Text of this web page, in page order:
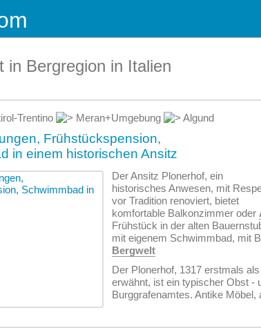
in Bergregion in Italien
Trentino Meran+Umgebung Algund
Frühstückspension,
in einem historischen Ansitz
Der Ansitz Plonerhof, ein
historisches Anwesen, mit
vor Tradition renoviert, bietet
komfortable Balkonzimmer oder
Frühstück in der alten
mit eigenem Schwimmbad, mit
Bergwelt
Der Plonerhof, 1317 erstmals
erwähnt, ist ein typischer Obst -
Burggrafenamtes. Antike Möbel,